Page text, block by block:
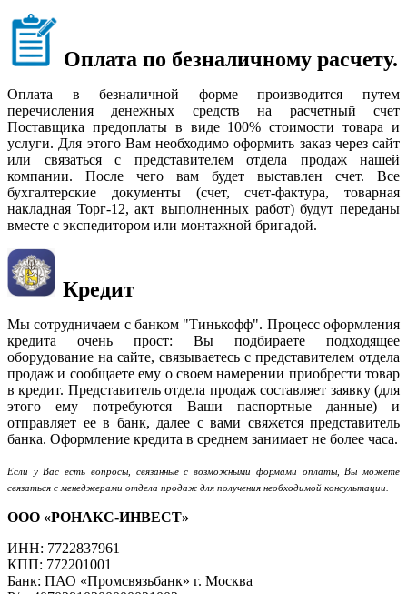
Оплата по безналичному расчету.
Оплата в безналичной форме производится путем
перечисления денежных средств на расчетный счет
Поставщика предоплаты в виде 100% стоимости товара и
услуги. Для этого Вам необходимо оформить заказ через сайт
или связаться с представителем отдела продаж нашей
компании. После чего вам будет выставлен счет. Все
бухгалтерские документы (счет, счет-фактура, товарная
накладная Торг-12, акт выполненных работ) будут переданы
вместе с экспедитором или монтажной бригадой.
Кредит
Мы сотрудничаем с банком "Тинькофф". Процесс оформления
кредита очень прост: Вы подбираете подходящее
оборудование на сайте, связываетесь с представителем отдела
продаж и сообщаете ему о своем намерении приобрести товар
в кредит. Представитель отдела продаж составляет заявку (для
этого ему потребуются Ваши паспортные данные) и
отправляет ее в банк, далее с вами свяжется представитель
банка. Оформление кредита в среднем занимает не более часа.
Если у Вас есть вопросы, связанные с возможными формами оплаты, Вы можете
связаться с менеджерами отдела продаж для получения необходимой консультации.
ООО «РОНАКС-ИНВЕСТ»
ИНН: 7722837961
КПП: 772201001
Банк: ПАО «Промсвязьбанк» г. Москва